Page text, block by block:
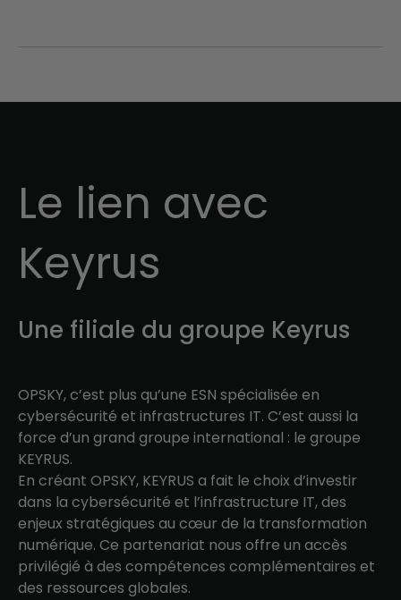
Le lien avec
Keyrus
Une filiale du groupe Keyrus
OPSKY, c’est plus qu’une ESN spécialisée en
cybersécurité et infrastructures IT. C’est aussi la
force d’un grand groupe international : le groupe
KEYRUS.
En créant OPSKY, KEYRUS a fait le choix d’investir
dans la cybersécurité et l’infrastructure IT, des
enjeux stratégiques au cœur de la transformation
numérique. Ce partenariat nous offre un accès
privilégié à des compétences complémentaires et
des ressources globales.